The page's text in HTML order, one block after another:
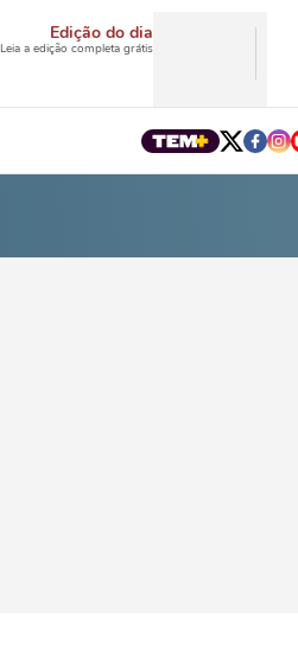
Edição do dia
Leia a edição completa grátis